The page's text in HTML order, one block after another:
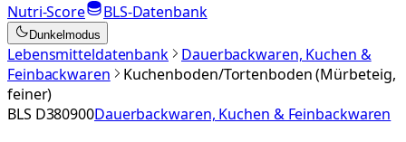
Nutri-Score
BLS-Datenbank
Dunkelmodus
Lebensmitteldatenbank
Dauerbackwaren, Kuchen &
Feinbackwaren
Kuchenboden/Tortenboden (Mürbeteig,
feiner)
BLS D380900Dauerbackwaren, Kuchen & Feinbackwaren